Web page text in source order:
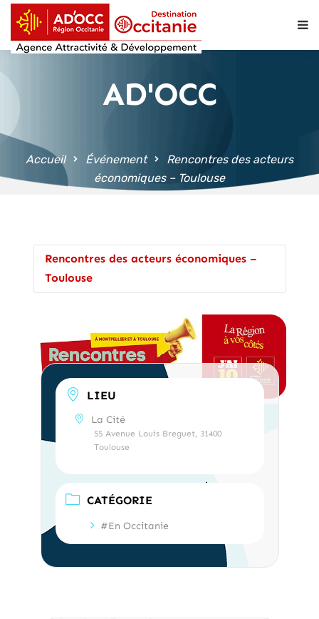
principal
AD'OCC
Accueil Événement
Rencontres des acteurs
économiques – Toulouse
Rencontres des acteurs économiques –
Toulouse
LIEU
La Cité
55 Avenue Louis Breguet, 31400
Toulouse
CATÉGORIE
#En Occitanie